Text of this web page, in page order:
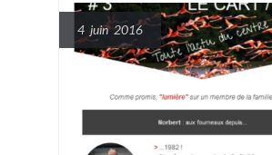
4 juin 2016